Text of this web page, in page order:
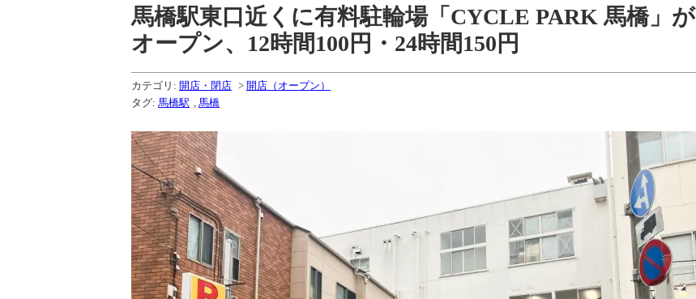
馬橋駅東口近くに有料駐輪場「CYCLE PARK 馬橋」が
オープン、12時間100円・24時間150円
カテゴリ: 開店・閉店 > 開店（オープン）
タグ: 馬橋駅 馬橋